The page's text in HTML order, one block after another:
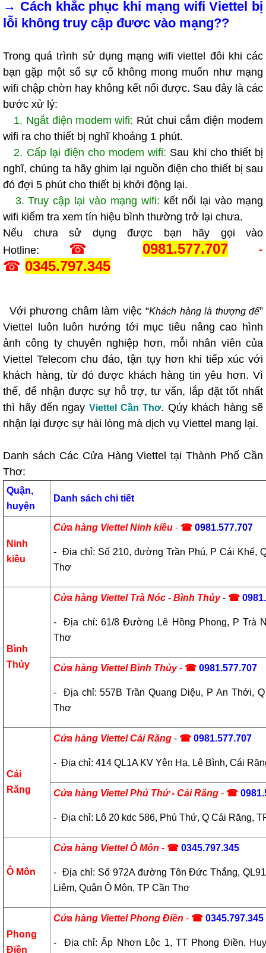
→ Cách khắc phục khi mạng wifi Viettel bị
lỗi không truy cập đươc vào mạng??
Trong quá trình sử dụng mạng wifi viettel đôi khi các
bạn gặp một số sự cố không mong muốn như mạng
wifi chập chờn hay không kết nối được. Sau đây là các
bước xử lý:
1. Ngắt điện modem wifi: Rút chui cắm điện modem
wifi ra cho thiết bị nghĩ khoảng 1 phút.
2. Cấp lại điện cho modem wifi: Sau khi cho thiết bị
nghĩ, chúng ta hãy ghim lại nguồn điện cho thiết bị sau
đó đợi 5 phút cho thiết bị khởi động lại.
3. Truy cập lại vào mạng wifi: kết nối lại vào mạng
wifi kiểm tra xem tín hiệu bình thường trở lại chưa.
Nếu chưa sử dụng được bạn hãy gọi vào
Hotline:
☎ 0981.577.707 -
☎ 0345.797.345
Với phương châm làm việc “Khách hàng là thượng đế”
Viettel luôn luôn hướng tới mục tiêu nâng cao hình
ảnh công ty chuyên nghiệp hơn, mỗi nhân viên của
Viettel Telecom chu đáo, tận tụy hơn khi tiếp xúc với
khách hàng, từ đó được khách hàng tin yêu hơn. Vì
thế, để nhận được sự hỗ trợ, tư vấn, lắp đặt tốt nhất
thì hãy đến ngayViettel Cần Thơ. Qúy khách hàng sẽ
nhận lại được sự hài lòng mà dịch vụ Viettel mang lại.
Danh sách Các Cửa Hàng Viettel tại Thành Phố Cần
Thơ:
Quận,
huyện
Danh sách chi tiết
Ninh
kiều
Cửa hàng Viettel Ninh kiều - ☎ 0981.577.707
- Địa chỉ: Số 210, đường Trần Phú, P Cái Khế,
Thơ
Bình
Thủy
Cửa hàng Viettel Trà Nóc - Bình Thủy- ☎
- Địa chỉ: 61/8 Đường Lê Hồng Phong, P Trà
Thơ
Cửa hàng Viettel Bình Thủy - ☎ 0981.577.707
- Địa chỉ: 557B Trần Quang Diệu, P An Thới,
Thơ
Cái
Răng
Cửa hàng Viettel Cái Răng - ☎ 0981.577.707
- Địa chỉ: 414 QL1A KV Yên Hạ, Lê Bình, Cái
Cửa hàng Viettel Phú Thứ - Cái Răng - ☎
- Địa chỉ: Lô 20 kdc 586, Phú Thứ, Q Cái Răng,
Ô Môn
Cửa hàng Viettel Ô Môn - ☎ 0345.797.345
- Địa chỉ: Số 972A đường Tôn Đức Thắng,
Liêm, Quận Ô Môn, TP Cần Thơ
Phong
Điền
Cửa hàng Viettel Phong Điền - ☎ 0345.797.345
- Địa chỉ: Ấp Nhơn Lộc 1, TT Phong Điền,